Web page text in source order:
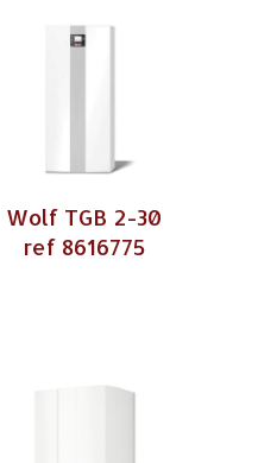
Wolf TGB 2-30
ref 8616775